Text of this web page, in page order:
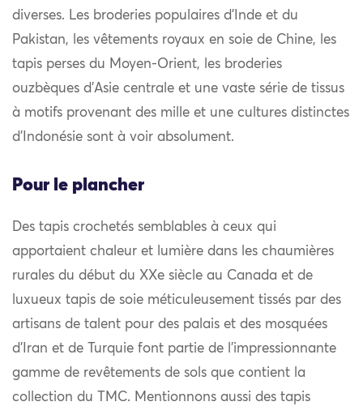
diverses. Les broderies populaires d’Inde et du
Pakistan, les vêtements royaux en soie de Chine, les
tapis perses du Moyen-Orient, les broderies
ouzbèques d’Asie centrale et une vaste série de tissus
à motifs provenant des mille et une cultures distinctes
d’Indonésie sont à voir absolument.
Pour le plancher
Des tapis crochetés semblables à ceux qui
apportaient chaleur et lumière dans les chaumières
rurales du début du XXe siècle au Canada et de
luxueux tapis de soie méticuleusement tissés par des
artisans de talent pour des palais et des mosquées
d’Iran et de Turquie font partie de l’impressionnante
gamme de revêtements de sols que contient la
collection du TMC. Mentionnons aussi des tapis